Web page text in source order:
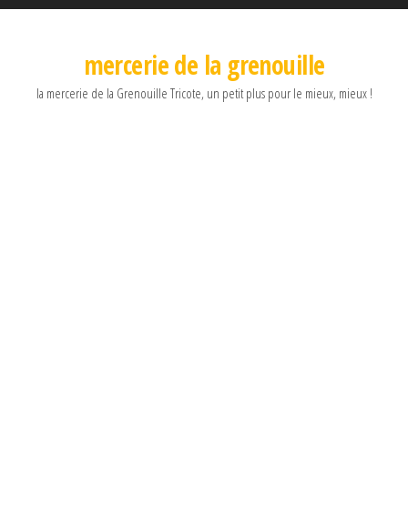
mercerie de la grenouille
la mercerie de la Grenouille Tricote, un petit plus pour le mieux, mieux !